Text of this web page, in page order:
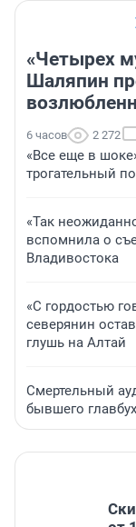
«Четырех
Шаляпин
6 часов 2 272
«Все еще в
трогательный
«Так
вспомнила о
Владивостока
«С гордостью
северянин
глушь на Алтай
Смертельный
бывшего